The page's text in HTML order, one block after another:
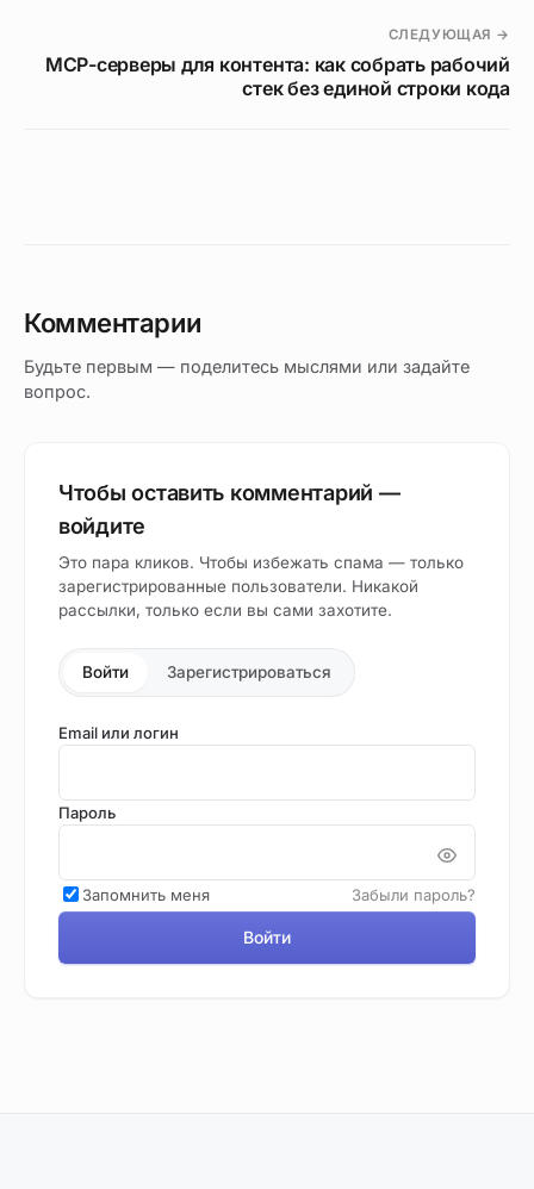
СЛЕДУЮЩАЯ →
MCP-серверы для контента: как собрать рабочий
стек без единой строки кода
Комментарии
Будьте первым — поделитесь мыслями или задайте
вопрос.
Чтобы оставить комментарий —
войдите
Это пара кликов. Чтобы избежать спама — только
зарегистрированные пользователи. Никакой
рассылки, только если вы сами захотите.
Войти Зарегистрироваться
Email или логин
Пароль
Запомнить меня Забыли пароль?
Войти